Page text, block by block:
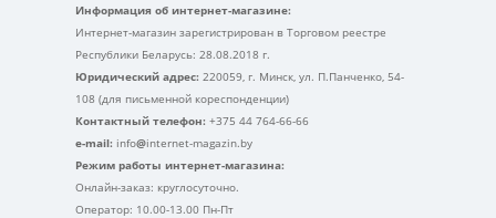
Информация об интернет-магазине:
Интернет-магазин зарегистрирован в Торговом реестре
Республики Беларусь: 28.08.2018 г.
Юридический адрес: 220059, г. Минск, ул. П.Панченко, 54-
108 (для письменной кореспонденции)
Контактный телефон: +375 44 764-66-66
e-mail: info@internet-magazin.by
Режим работы интернет-магазина:
Онлайн-заказ: круглосуточно.
Оператор: 10.00-13.00 Пн-Пт